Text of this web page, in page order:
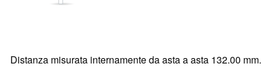
Distanza misurata internamente da asta a asta 132.00 mm.